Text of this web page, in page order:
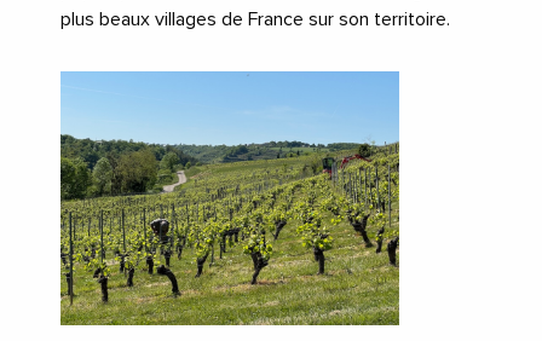
plus beaux villages de France sur son territoire.